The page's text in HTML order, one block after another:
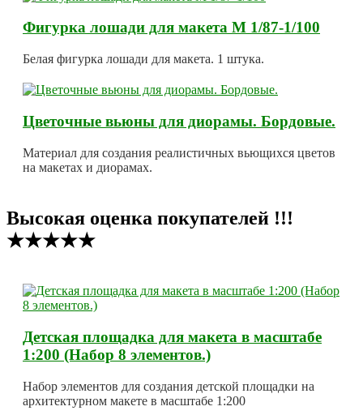
Фигурка лошади для макета М 1/87-1/100
Белая фигурка лошади для макета. 1 штука.
Цветочные вьюны для диорамы. Бордовые.
Материал для создания реалистичных вьющихся цветов
на макетах и диорамах.
Высокая оценка покупателей !!!
★★★★★
Детская площадка для макета в масштабе
1:200 (Набор 8 элементов.)
Набор элементов для создания детской площадки на
архитектурном макете в масштабе 1:200